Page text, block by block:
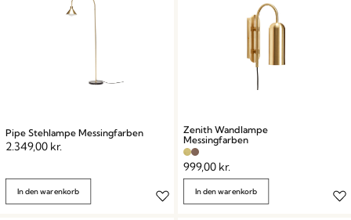
Pipe Stehlampe Messingfarben
2.349,00 kr.
In den warenkorb
Zenith Wandlampe
Messingfarben
999,00 kr.
In den warenkorb